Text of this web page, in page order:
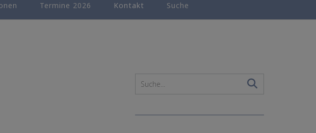
Termine 2026 Kontakt Suche